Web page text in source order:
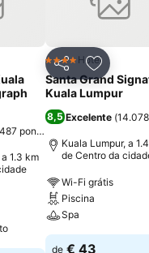
aos favoritos
pontuações
1.3 km
Partilhar
4 EstrelasHotel
Santa Grand
Kuala Lumpur
8,5 Excelente (
Kuala Lumpur, a
de Centro da
Wi-Fi grátis
Piscina
Spa
de € 43